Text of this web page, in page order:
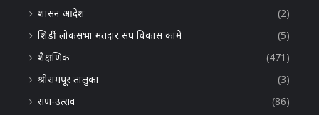
शासन आदेश
(2)
शिर्डी लोकसभा मतदार संघ विकास कामे
(5)
शैक्षणिक
(471)
श्रीरामपूर तालुका
(3)
सण-उत्सव
(86)